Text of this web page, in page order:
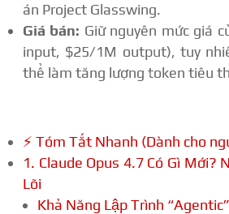
án Project Glasswing.
Giá bán: Giữ nguyên mức giá
input, $25/1M output), tuy
thể làm tăng lượng token tiêu
⚡ Tóm Tắt Nhanh (Dành cho
1. Claude Opus 4.7 Có Gì Mới?
Lõi
Khả Năng Lập Trình